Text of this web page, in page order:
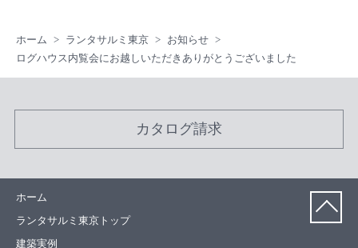
ホーム ランタサルミ東京
お知らせ
ログハウス内覧会にお越しいただきありがとうございました
カタログ請求
ホーム
ランタサルミ東京トップ
建築実例